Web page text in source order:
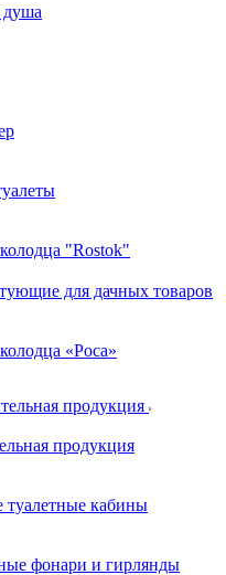
душа
"Rostok"
для дачных товаров
«Роса»
продукция
продукция
кабины
фонари и гирлянды